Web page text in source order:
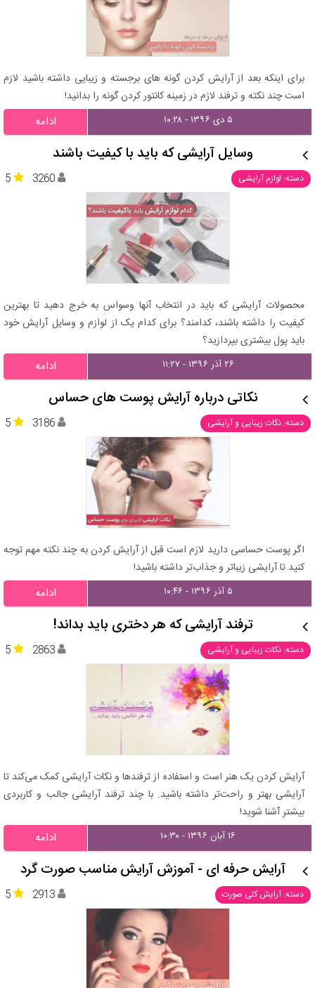
برای اینکه بعد از آرایش کردن گونه های برجسته و زیبایی داشته باشید لازم
است چند نکته و ترفند لازم در زمینه کانتور کردن گونه را بدانید!
۵ دی ۱۳۹۶ - ۱۰:۲۸ ادامه
وسایل آرایشی که باید با کیفیت باشند
دسته: لوازم آرایشی 5 3260
محصولات آرایشی که باید در انتخاب آنها وسواس به خرج دهید تا بهترین
کیفیت را داشته باشند، کدامند؟ برای کدام یک از لوازم و وسایل آرایش خود
باید پول بیشتری بپردازید؟
۲۶ آذر ۱۳۹۶ - ۱۱:۲۷ ادامه
نکاتی درباره آرایش پوست های حساس
دسته: نکات زیبایی و آرایشی 5 3186
اگر پوست حساسی دارید لازم است قبل از آرایش کردن به چند نکته مهم توجه
کنید تا آرایشی زیباتر و جذاب‌تر داشته باشید!
۵ آذر ۱۳۹۶ - ۱۰:۴۶ ادامه
ترفند آرایشی که هر دختری باید بداند!
دسته: نکات زیبایی و آرایشی 5 2863
آرایش کردن یک هنر است و استفاده از ترفندها و نکات آرایشی کمک می‌کند تا
آرایشی بهتر و راحت‌تر داشته باشید. با چند ترفند آرایشی جالب و کاربردی
بیشتر آشنا شوید!
۱۶ آبان ۱۳۹۶ - ۱۰:۳۰ ادامه
آرایش حرفه ای - آموزش آرایش مناسب صورت گرد
دسته: آرایش کلی صورت 5 2913